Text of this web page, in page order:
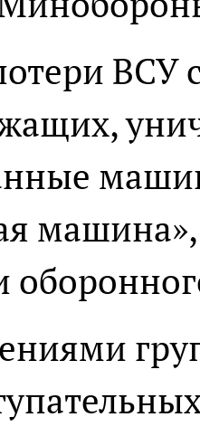
ВСУ
машина»,